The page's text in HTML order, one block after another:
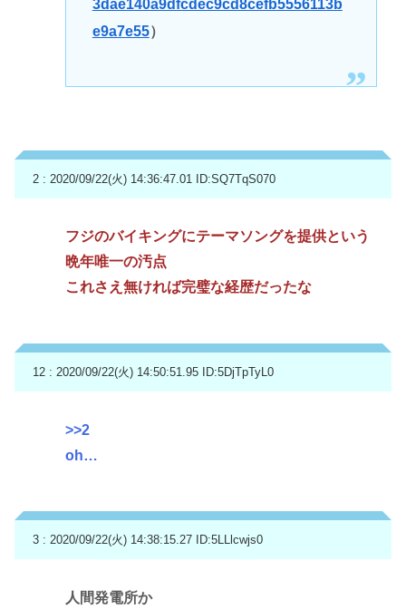
3dae140a9dfcdec9cd8cefb5556113b
e9a7e55）
2 : 2020/09/22(火) 14:36:47.01 ID:SQ7TqS070
フジのバイキングにテーマソングを提供という
晩年唯一の汚点
これさえ無ければ完璧な経歴だったな
12 : 2020/09/22(火) 14:50:51.95 ID:5DjTpTyL0
>>2
oh…
3 : 2020/09/22(火) 14:38:15.27 ID:5LLlcwjs0
人間発電所か